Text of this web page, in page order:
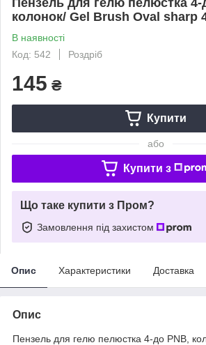
колонок/ Gel Brush Oval sharp
В наявності
Код: 542
Роздріб
145 ₴
Купити
або
Купити з
Що таке купити з Пром?
Замовлення під захистом
Опис Характеристики Доставка
Опис
Пензель для гелю пелюстка 4-до PNB,